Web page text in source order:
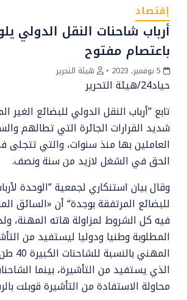
إقتصاد
أرباب شاحنات النقل الدولي
باعتصام مفتوح
• هيئة التحرير
حياد24/هيئة التحرير
تابع ”أرباب النقل الدولي للبضائع الغير
شديد القرارات الجائرة التي تطالهم
العاملين بها منذ سنوات، والتي
الحق في الشغل لازيد من سنة ونصف.
وقال بيان استنكاري لجمعية ”الوحدة
للبضائع المرتفقة بوجدة“ أن «السائق
فيه كل الشروط لمزاولة هاته المهنة،
المطلوبة وطنيا ودوليا ليستفيد من
الذي يستفيد من التأشيرة، بينما
محاولة الاستفادة من التأشيرة قوبلت